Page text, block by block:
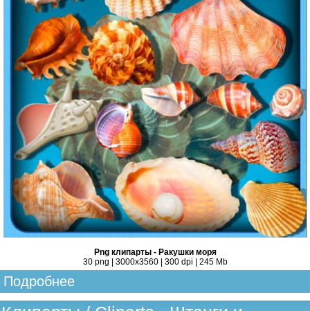
Png клипарты - Ракушки моря
30 png | 3000х3560 | 300 dpi | 245 Mb
Подробнее